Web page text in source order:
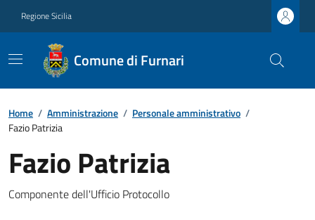
Regione Sicilia
Comune di Furnari
Home / Amministrazione / Personale amministrativo /
Fazio Patrizia
Fazio Patrizia
Componente dell'Ufficio Protocollo